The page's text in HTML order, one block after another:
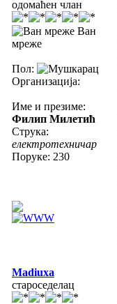
одомаћен члан
Ван
мреже
Пол:
Организација:
Име и презиме:
Филип Милетић
Струка:
електротехничар
Поруке: 230
Madiuxa
староседелац